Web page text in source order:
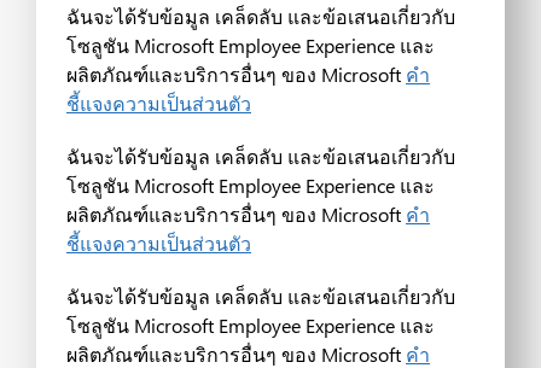
ฉันจะได้รับข้อมูล เคล็ดลับ และข้อเสนอเกี่ยวกับ
โซลูชัน Microsoft Employee Experience และ
ผลิตภัณฑ์และบริการอื่นๆ ของ Microsoft คำ
ชี้แจงความเป็นส่วนตัว
ฉันจะได้รับข้อมูล เคล็ดลับ และข้อเสนอเกี่ยวกับ
โซลูชัน Microsoft Employee Experience และ
ผลิตภัณฑ์และบริการอื่นๆ ของ Microsoft คำ
ชี้แจงความเป็นส่วนตัว
ฉันจะได้รับข้อมูล เคล็ดลับ และข้อเสนอเกี่ยวกับ
โซลูชัน Microsoft Employee Experience และ
ผลิตภัณฑ์และบริการอื่นๆ ของ Microsoft คำ